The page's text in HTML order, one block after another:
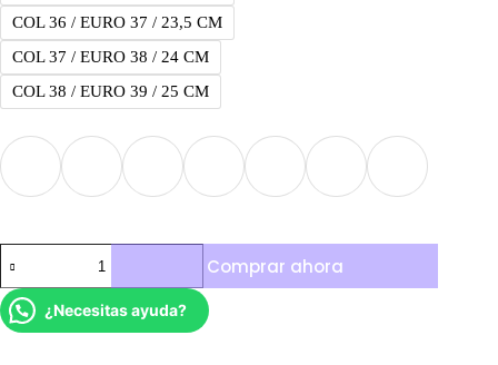
COL 36 / EURO 37 / 23,5 CM
COL 37 / EURO 38 / 24 CM
COL 38 / EURO 39 / 25 CM
Palermo
cantidad
Comprar ahora
¿Necesitas ayuda?